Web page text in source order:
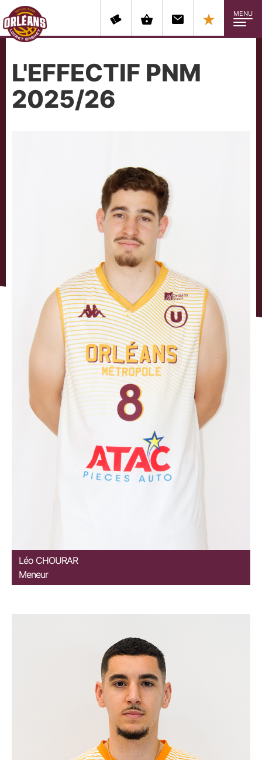
MENU
L'EFFECTIF PNM
2025/26
Léo CHOURAR
Meneur